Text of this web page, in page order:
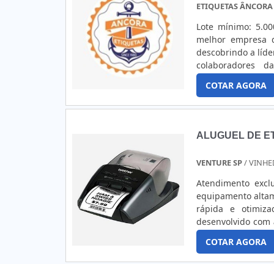
recursos de
etiquetas com o
ETIQUETAS
Lote mínimo:
melhor empresa
descobrindo a
colaboradores
eficientes de
ncora canaliza
mercado;
excelente custo-
proteção,
da
qualificada
disponibilizar
especialistas
QUALIDADE
melhor em
variados como
COTAR AGORA
ALUGUEL DE
VENTURE SP/
Atendimento
equipamento
rápida e
desenvolvido
requisitado por
facilitar a
COTAR AGORA